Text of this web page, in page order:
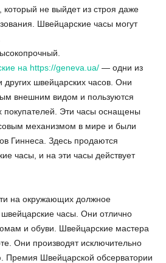
не выйдет из строя даже
Швейцарские часы могут
на https://geneva.ua/ — одни из
швейцарских часов. Они
внешним видом и пользуются
покупателей. Эти часы оснащены
механизмом в мире и были
Гиннеса. Здесь продаются
часы, и на эти часы действует
на окружающих должное
часы. Они отлично
и обуви. Швейцарские мастера
Они производят исключительно
Премия Швейцарской обсерватории